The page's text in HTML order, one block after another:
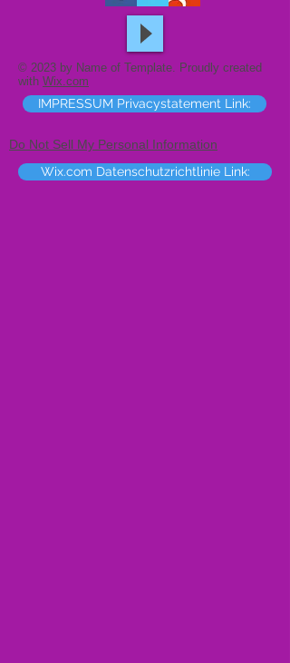
© 2023 by Name of Template. Proudly created
with Wix.com
IMPRESSUM Privacystatement Link:
Do Not Sell My Personal Information
Wix.com Datenschutzrichtlinie Link: